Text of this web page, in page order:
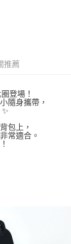
推薦
登場！
隨身攜帶，
包上，
常適合。